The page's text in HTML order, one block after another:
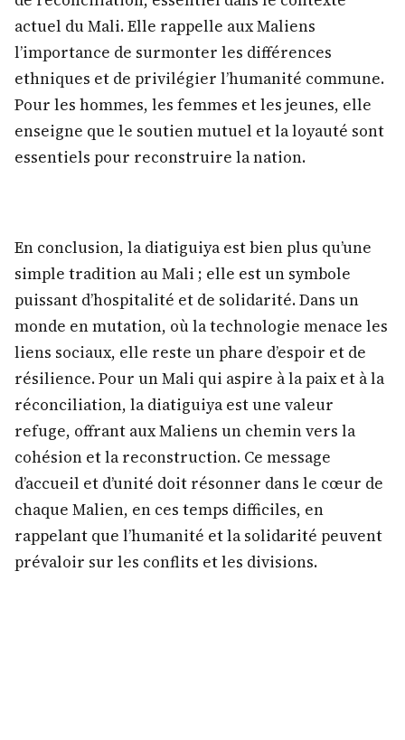
actuel du Mali. Elle rappelle aux Maliens
l’importance de surmonter les différences
ethniques et de privilégier l’humanité commune.
Pour les hommes, les femmes et les jeunes, elle
enseigne que le soutien mutuel et la loyauté sont
essentiels pour reconstruire la nation.
En conclusion, la diatiguiya est bien plus qu’une
simple tradition au Mali ; elle est un symbole
puissant d’hospitalité et de solidarité. Dans un
monde en mutation, où la technologie menace les
liens sociaux, elle reste un phare d’espoir et de
résilience. Pour un Mali qui aspire à la paix et à la
réconciliation, la diatiguiya est une valeur
refuge, offrant aux Maliens un chemin vers la
cohésion et la reconstruction. Ce message
d’accueil et d’unité doit résonner dans le cœur de
chaque Malien, en ces temps difficiles, en
rappelant que l’humanité et la solidarité peuvent
prévaloir sur les conflits et les divisions.